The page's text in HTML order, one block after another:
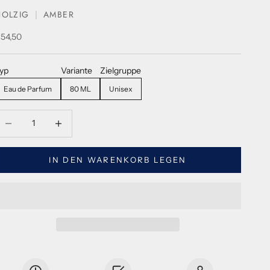
AMBER
Eau de Parfum
Variante
80 ML
Zielgruppe
Unisex
IN DEN WARENKORB LEGEN